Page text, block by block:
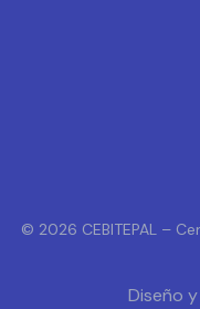
© 2026 CEBITEPAL –
Diseño